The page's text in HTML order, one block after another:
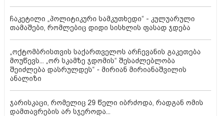
ჩაკეტილი „პოლიტიკური სამკუთხედი“ - კულუარული
თამაშები, რომლებიც დიდი სისხლის ფასად ჯდება
„ოქტომბრისთვის საქართველოს არჩევანის გაკეთება
მოუწევს... „ორ სკამზე ჯდომის“ შესაძლებლობა
შეიძლება დასრულდეს“ - მირიან მირიანაშვილის
ანალიზი
ჯარისკაცი, რომელიც 29 წელი იბრძოდა, რადგან ომის
დამთავრების არ სჯეროდა...